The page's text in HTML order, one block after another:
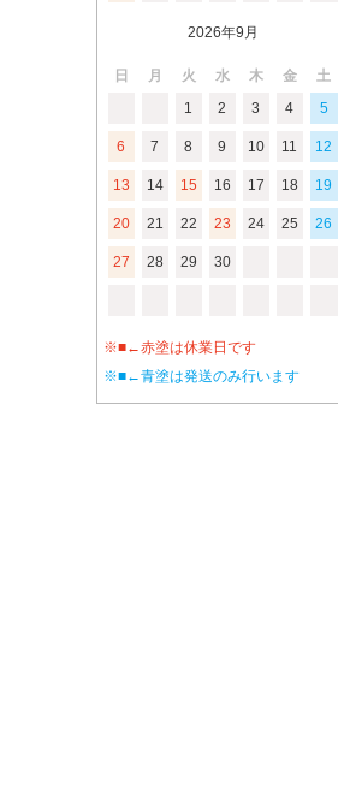
2026年9月
日 月 火 水 木 金
土
1
2 3 4 5
6 7 8 9 10 11 12
13 14 15 16 17 18 19
20 21 22 23 24 25 26
27 28 29 30
※■←赤塗は休業日です
※■←青塗は発送のみ行います